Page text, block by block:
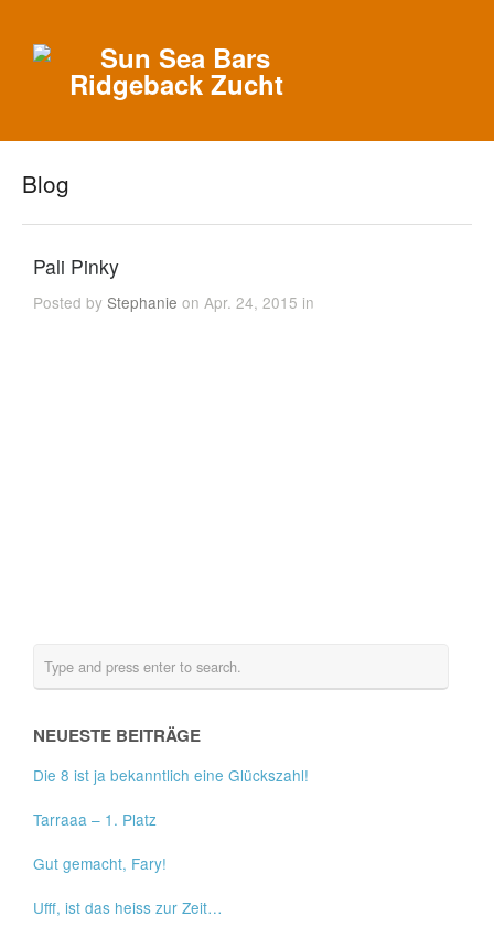
Blog
Pali Pinky
Posted byStephanie on Apr. 24, 2015 in
NEUESTE BEITRÄGE
Die 8 ist ja bekanntlich eine Glückszahl!
Tarraaa – 1. Platz
Gut gemacht, Fary!
Ufff, ist das heiss zur Zeit…